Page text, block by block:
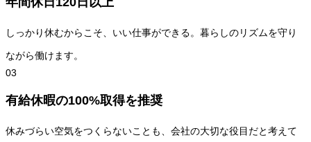
しっかり休むからこそ、いい仕事ができる。暮らしのリズムを守り
ながら働けます。
03
有給休暇の100%取得を推奨
休みづらい空気をつくらないことも、会社の大切な役目だと考えて